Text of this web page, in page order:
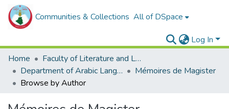
Communities & Collections All of DSpace
Log In
Home
Faculty of Literature and Languages
Department of Arabic Language and Literature
Mémoires de Magister
Browse by Author